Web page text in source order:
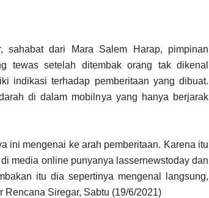
sahabat dari Mara Salem Harap, pimpinan
tewas setelah ditembak orang tak dikenal
indikasi terhadap pemberitaan yang dibuat.
di dalam mobilnya yang hanya berjarak
ini mengenai ke arah pemberitaan. Karena itu
media online punyanya lassernewstoday dan
itu dia sepertinya mengenal langsung,
Rencana Siregar, Sabtu (19/6/2021)